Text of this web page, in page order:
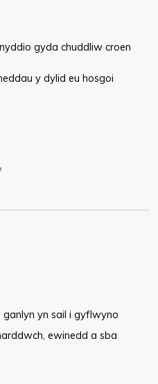
gyda chuddliw croen
y dylid eu hosgoi
yn sail i gyflwyno
ewinedd a sba